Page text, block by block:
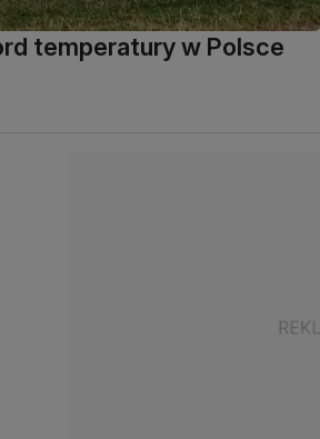
temperatury w Polsce